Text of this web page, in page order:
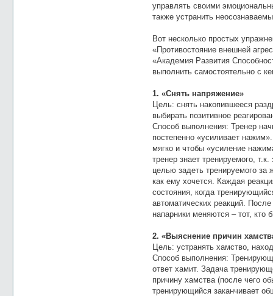
управлять своими
также устранить
Вот несколько простых
«Противостояние внешней
«Академия Развития
выполнить самостоятельно с
1. «Снять напряжение»
Цель: снять накопившееся
выбирать позитивное
Способ выполнения: Тренер
постепенно «усиливает
мягко и чтобы «усиление
тренер знает тренируемого,
целью задеть тренируемого за
как ему хочется. Каждая
состояния, когда
автоматических реакций.
напарники меняются – тот, кто
2. «Выяснение причин
Цель: устранять хамство,
Способ выполнения:
ответ хамит. Задача
причину хамства (после чего
тренирующийся заканчивает